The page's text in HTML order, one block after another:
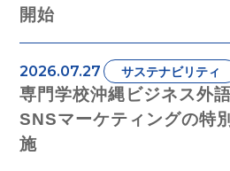
開始
2026.07.27 サステナビリティ
専門学校沖縄ビジネス外
SNSマーケティングの特
施